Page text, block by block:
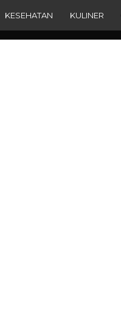
KESEHATAN KULINER